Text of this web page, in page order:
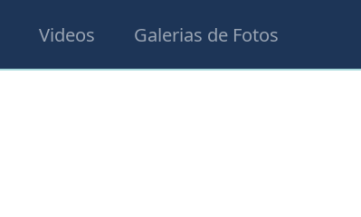
Videos Galerias de Fotos